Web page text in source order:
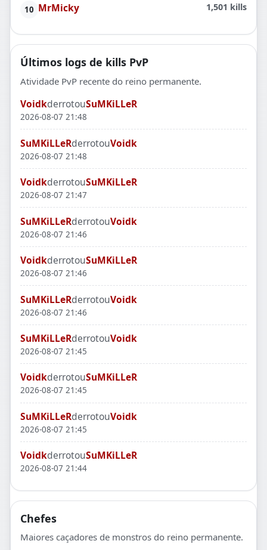
MrMicky 1,501 kills
Últimos logs de kills PvP
Atividade PvP recente do reino permanente.
VoidkderrotouSuMKiLLeR
2026-08-07 21:48
SuMKiLLeRderrotouVoidk
2026-08-07 21:48
VoidkderrotouSuMKiLLeR
2026-08-07 21:47
SuMKiLLeRderrotouVoidk
2026-08-07 21:46
VoidkderrotouSuMKiLLeR
2026-08-07 21:46
SuMKiLLeRderrotouVoidk
2026-08-07 21:46
SuMKiLLeRderrotouVoidk
2026-08-07 21:45
VoidkderrotouSuMKiLLeR
2026-08-07 21:45
SuMKiLLeRderrotouVoidk
2026-08-07 21:45
VoidkderrotouSuMKiLLeR
2026-08-07 21:44
Chefes
Maiores caçadores de monstros do reino permanente.